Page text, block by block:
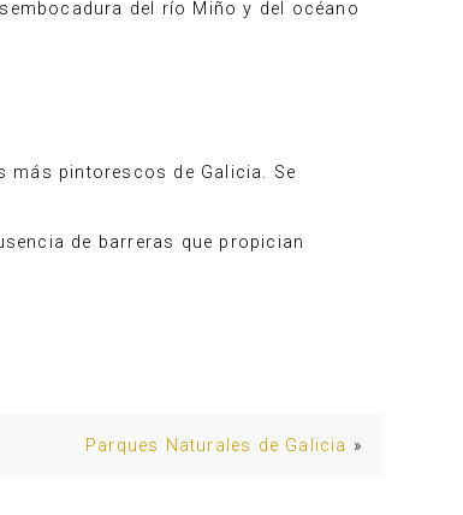
del río Miño y del océano
más pintorescos de Galicia. Se
de barreras que propician
Parques Naturales de Galicia »